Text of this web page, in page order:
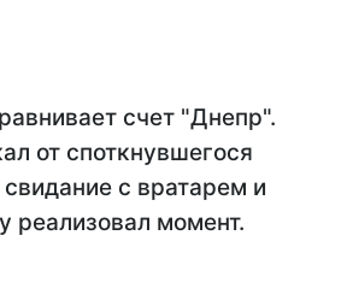
счет "Днепр".
от споткнувшегося
с вратарем и
реализовал момент.